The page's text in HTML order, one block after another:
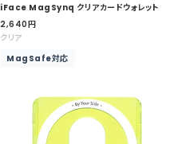
iFace MagSynq クリアカードウォレット
セ
ー
価
2,640円
クリア
MagSafe対応